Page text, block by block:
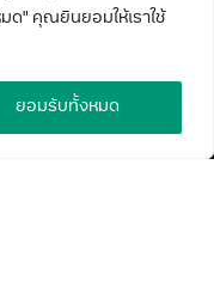
ด" คุณยินยอมให้เราใช้
ยอมรับทั้งหมด